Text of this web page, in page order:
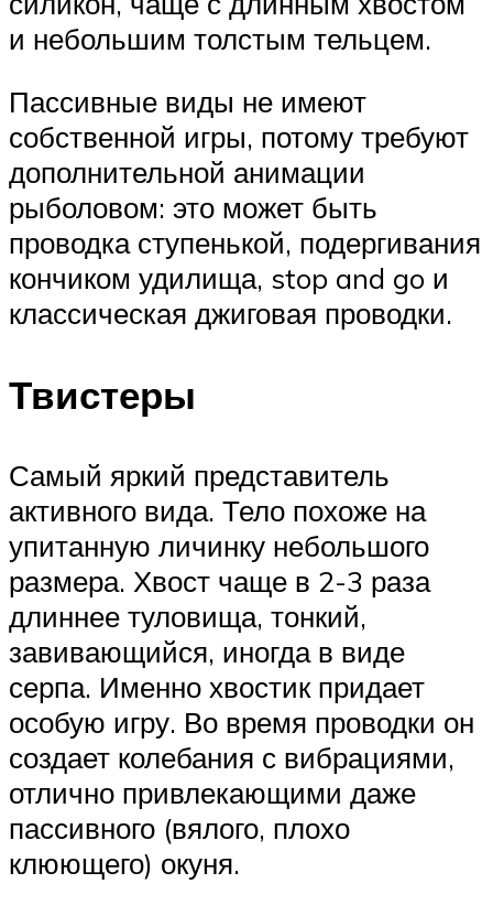
и небольшим толстым тельцем.
Пассивные виды не имеют
собственной игры, потому требуют
дополнительной анимации
рыболовом: это может быть
проводка ступенькой, подергивания
кончиком удилища, stop and go и
классическая джиговая проводки.
Твистеры
Самый яркий представитель
активного вида. Тело похоже на
упитанную личинку небольшого
размера. Хвост чаще в 2-3 раза
длиннее туловища, тонкий,
завивающийся, иногда в виде
серпа. Именно хвостик придает
особую игру. Во время проводки он
создает колебания с вибрациями,
отлично привлекающими даже
пассивного (вялого, плохо
клюющего) окуня.